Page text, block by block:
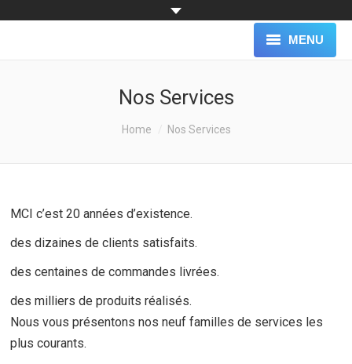
MENU
TÉLÉCHARGEMENT
Nos Services
Home Nos Services
MCI c’est 20 années d’existence.
des dizaines de clients satisfaits.
des centaines de commandes livrées.
des milliers de produits réalisés.
Nous vous présentons nos neuf familles de services les
plus courants.